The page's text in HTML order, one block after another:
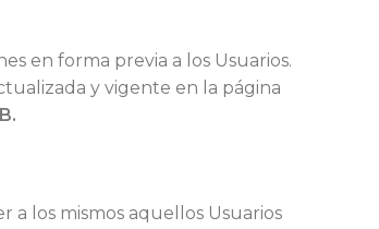
en forma previa a los Usuarios.
y vigente en la página
a los mismos aquellos Usuarios